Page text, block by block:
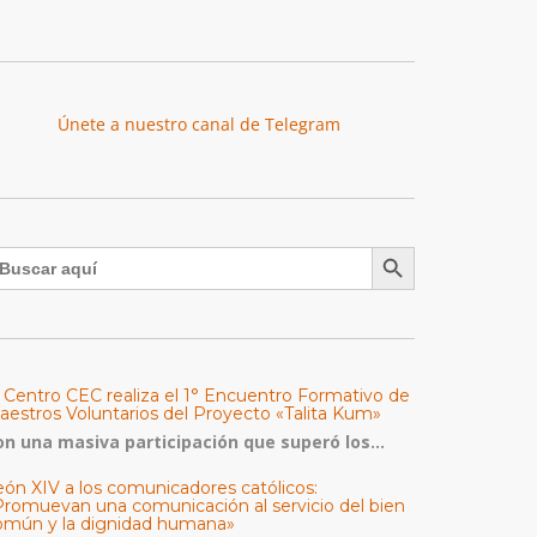
Únete a nuestro canal de Telegram
Botón de búsqueda
Centro CEC realiza el 1° Encuentro Formativo de
Voluntarios del Proyecto «Talita Kum»
una masiva participación que superó los...
XIV a los comunicadores católicos:
una comunicación al servicio del bien
y la dignidad humana»